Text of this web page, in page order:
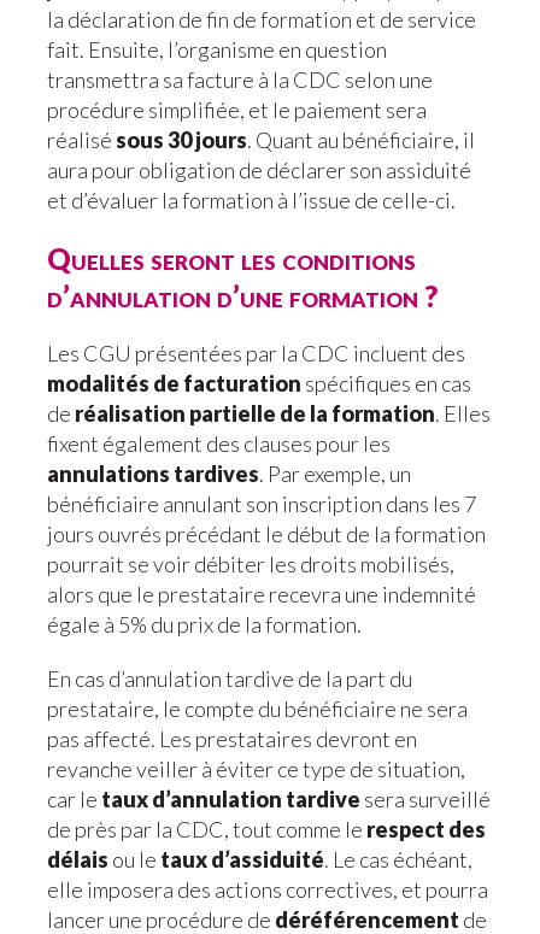
la déclaration de fin de formation et de service
fait. Ensuite, l’organisme en question
transmettra sa facture à la CDC selon une
procédure simplifiée, et le paiement sera
réalisésous 30 jours. Quant au bénéficiaire, il
aura pour obligation de déclarer son assiduité
et d’évaluer la formation à l’issue de celle-ci.
Quelles seront les conditions
d’annulation d’une formation ?
Les CGU présentées par la CDC incluent des
modalités de facturation spécifiques en cas
de réalisation partielle de la formation. Elles
fixent également des clauses pour les
annulations tardives. Par exemple, un
bénéficiaire annulant son inscription dans les 7
jours ouvrés précédant le début de la formation
pourrait se voir débiter les droits mobilisés,
alors que le prestataire recevra une indemnité
égale à 5% du prix de la formation.
En cas d’annulation tardive de la part du
prestataire, le compte du bénéficiaire ne sera
pas affecté. Les prestataires devront en
revanche veiller à éviter ce type de situation,
car le taux d’annulation tardive sera surveillé
de près par la CDC, tout comme le respect des
délais ou le taux d’assiduité. Le cas échéant,
elle imposera des actions correctives, et pourra
lancer une procédure de déréférencement de